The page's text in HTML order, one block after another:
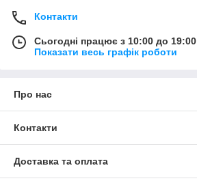
Контакти
Сьогодні працює з 10:00 до 19:00
Показати весь графік роботи
Про нас
Контакти
Доставка та оплата